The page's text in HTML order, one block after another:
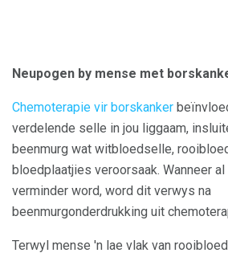
Neupogen by mense met
Chemoterapie vir borskanker
verdelende selle in jou liggaam,
beenmurg wat witbloedselle,
bloedplaatjies veroorsaak. Wanneer
verminder word, word dit verwys na
beenmurgonderdrukking uit
Terwyl mense 'n lae vlak van